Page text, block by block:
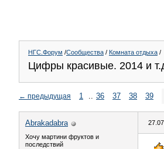
НГС.Форум /Сообщества / Комната отдыха /
Цифры красивые. 2014 и
← предыдущая 1 .. 36 37 38 39
Abrakadabra
Хочу мартини фруктов и
последствий